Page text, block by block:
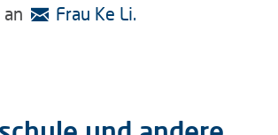
Frau Ke Li.